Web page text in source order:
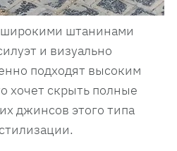
штанинами
и визуально
подходят высоким
хочет скрыть полные
джинсов этого типа